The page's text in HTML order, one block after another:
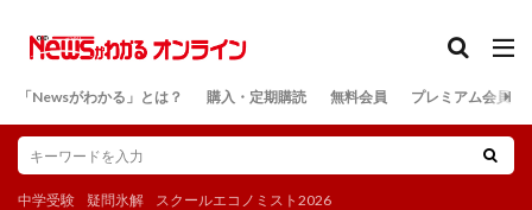
「Newsがわかる」とは？ 購入・定期購読 無料会員 プレミアム会員
中学受験 疑問氷解 スクールエコノミスト2026
検索